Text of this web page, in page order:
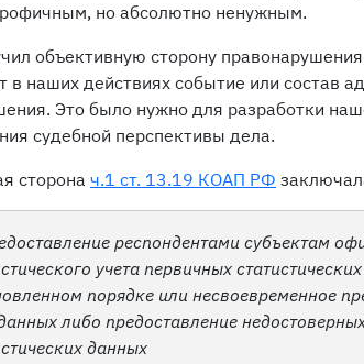
но абсолютно ненужным.
объективную сторону
в наших действиях событие или состав
Это было нужно для разработки
судебной перспективы дела.
сторона ч.1 ст. 13.19 КОАП РФ
респондентами субъектам
учета первичных
порядке или несвоевременное
либо предоставление
данных